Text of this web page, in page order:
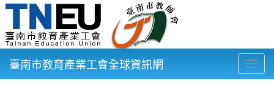
臺南市教育產業工會全球資訊網